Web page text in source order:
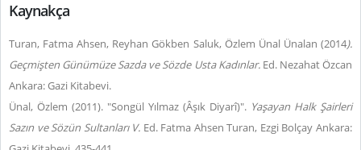
Kaynakça
Turan, Fatma Ahsen, Reyhan Gökben Saluk, Özlem Ünal Ünalan (2014).
Geçmişten Günümüze Sazda ve Sözde Usta Kadınlar.Ed. Nezahat Özcan
Ankara: Gazi Kitabevi.
Ünal, Özlem (2011). "Songül Yılmaz (Âşık Diyarî)". Yaşayan Halk Şairleri
Sazın ve Sözün Sultanları V. Ed. Fatma Ahsen Turan, Ezgi Bolçay Ankara: